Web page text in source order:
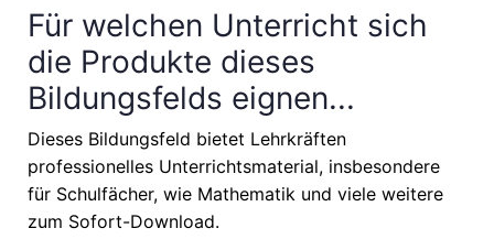
Für welchen Unterricht sich
die Produkte dieses
Bildungsfelds eignen...
Dieses Bildungsfeld bietet Lehrkräften
professionelles Unterrichtsmaterial, insbesondere
für Schulfächer, wie Mathematik und viele weitere
zum Sofort-Download.